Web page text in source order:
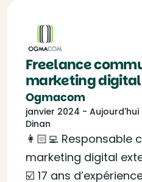
Freelance
marketing digital
Ogmacom
janvier 2024 - Aujourd'hui
Dinan
👩🏻‍💻
marketing digital
☑️ 17 ans